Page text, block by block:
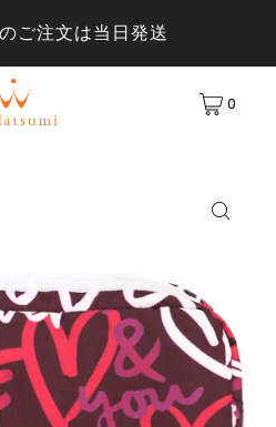
ご注文は当日発送
0